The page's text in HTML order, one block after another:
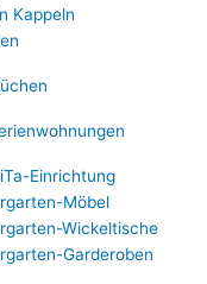
Einrichtung
Möbel
Wickeltische
Garderoben